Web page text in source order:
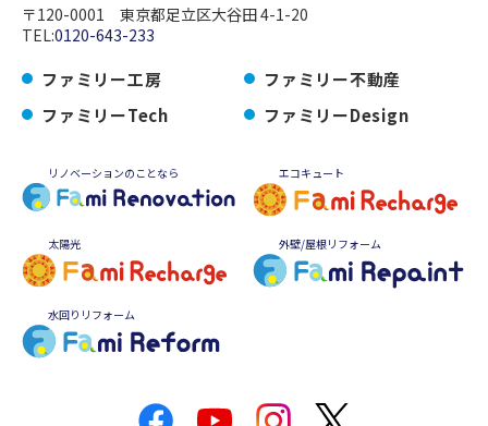
〒120-0001 東京都足立区大谷田 4-1-20
TEL:0120-643-233
ファミリー工房
ファミリー不動産
ファミリーTech
ファミリーDesign
リノベーションのことなら エコキュート
太陽光 外壁/屋根リフォーム
水回りリフォーム